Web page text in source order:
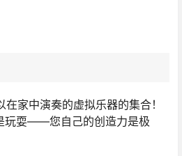
在家中演奏的虚拟乐器的集合！
玩耍——您自己的创造力是极